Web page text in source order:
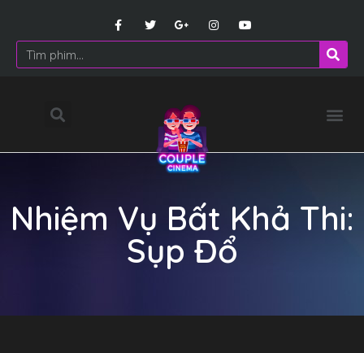
Nhiệm Vụ Bất Khả Thi:
Sụp Đổ